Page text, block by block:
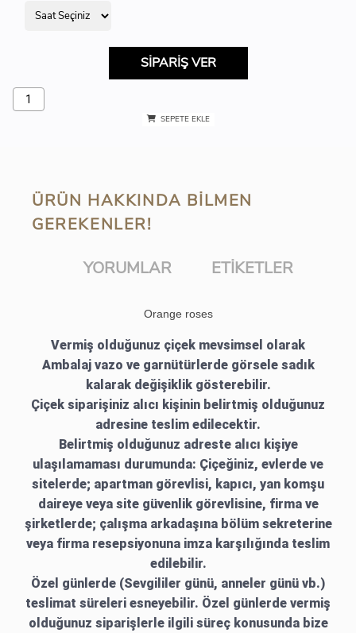
SİPARİŞ VER
SEPETE EKLE
ÜRÜN HAKKINDA BILMEN
GEREKENLER!
YORUMLAR ETIKETLER
Orange roses
Vermiş olduğunuz çiçek mevsimsel olarak
Ambalaj vazo ve garnütürlerde görsele sadık
kalarak değişiklik gösterebilir.
Çiçek siparişiniz alıcı kişinin belirtmiş olduğunuz
adresine teslim edilecektir.
Belirtmiş olduğunuz adreste alıcı kişiye
ulaşılamaması durumunda: Çiçeğiniz, evlerde ve
sitelerde; apartman görevlisi, kapıcı, yan komşu
daireye veya site güvenlik görevlisine, firma ve
şirketlerde; çalışma arkadaşına bölüm sekreterine
veya firma resepsiyonuna imza karşılığında teslim
edilebilir.
Özel günlerde (Sevgililer günü, anneler günü vb.)
teslimat süreleri esneyebilir. Özel günlerde vermiş
olduğunuz siparişlerle ilgili süreç konusunda bize